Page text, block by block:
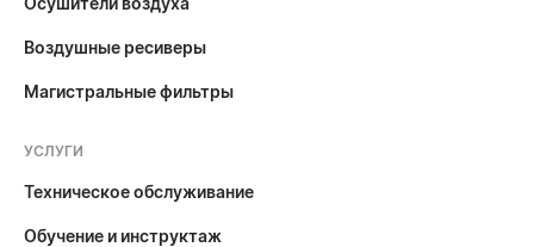
Воздушные ресиверы
Магистральные фильтры
УСЛУГИ
Техническое обслуживание
Обучение и инструктаж